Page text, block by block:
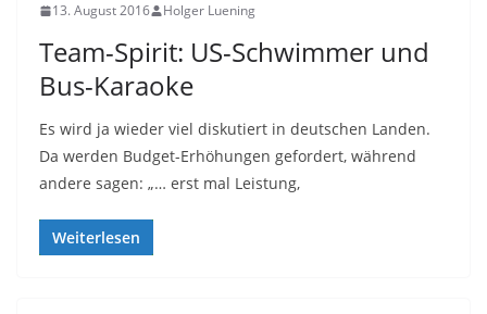
13. August 2016 Holger Luening
Team-Spirit: US-Schwimmer und
Bus-Karaoke
Es wird ja wieder viel diskutiert in deutschen Landen.
Da werden Budget-Erhöhungen gefordert, während
andere sagen: „… erst mal Leistung,
Weiterlesen